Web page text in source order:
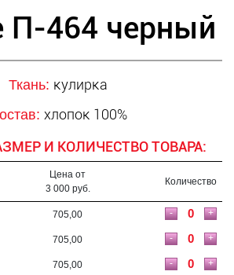
П-464 черный
Ткань: кулирка
хлопок 100%
И КОЛИЧЕСТВО ТОВАРА:
Цена от
3 000 руб.
Количество
705,00 +
-
705,00 +
-
705,00 +
-